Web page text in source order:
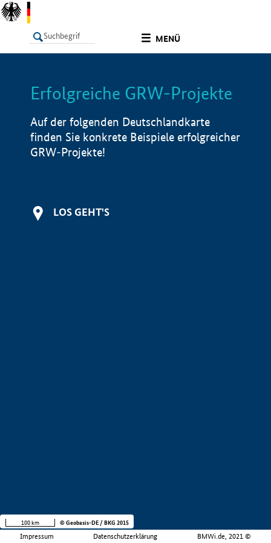
MENÜ
LISTE Info
Erfolgreiche GRW-Projekte
Auf der folgenden Deutschlandkarte
finden Sie konkrete Beispiele erfolgreicher
GRW-Projekte!
LOS GEHT'S
Impressum Datenschutzerklärung BMWi.de, 2021 ©
100 km © Geobasis-DE / BKG 2015